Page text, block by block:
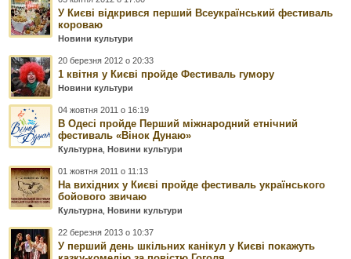
У Києві відкрився перший Всеукраїнський фестиваль
короваю
Новини культури
20 березня 2012 о 20:33
1 квітня у Києві пройде Фестиваль гумору
Новини культури
04 жовтня 2011 о 16:19
В Одесі пройде Перший мiжнародний етнічний
фестиваль «Вінок Дунаю»
Культурна, Новини культури
01 жовтня 2011 о 11:13
На вихідних у Києві пройде фестиваль українського
бойового звичаю
Культурна, Новини культури
22 березня 2013 о 10:37
У перший день шкільних канікул у Києві покажуть